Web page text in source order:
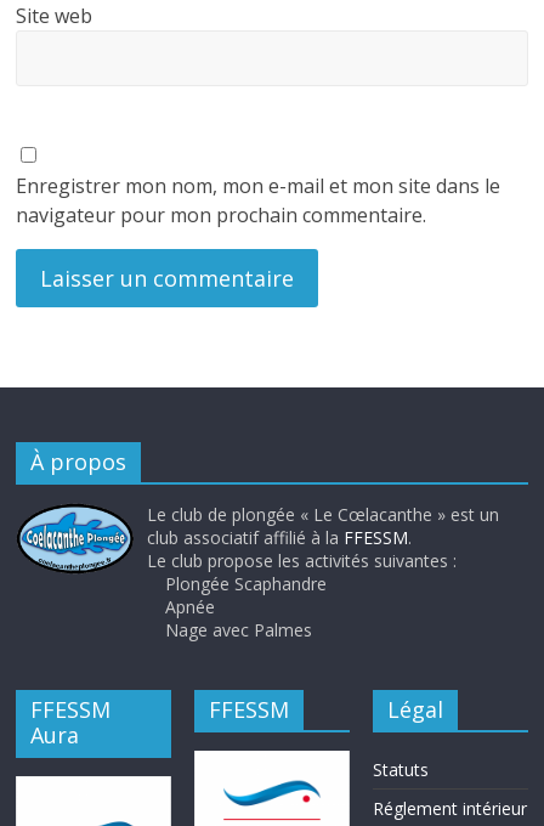
Site web
Enregistrer mon nom, mon e-mail et mon site dans le
navigateur pour mon prochain commentaire.
À propos
Le club de plongée « Le Cœlacanthe » est un
club associatif affilié à la FFESSM.
Le club propose les activités suivantes :
Plongée Scaphandre
Apnée
Nage avec Palmes
FFESSM
Aura
FFESSM Légal
Statuts
Réglement intérieur